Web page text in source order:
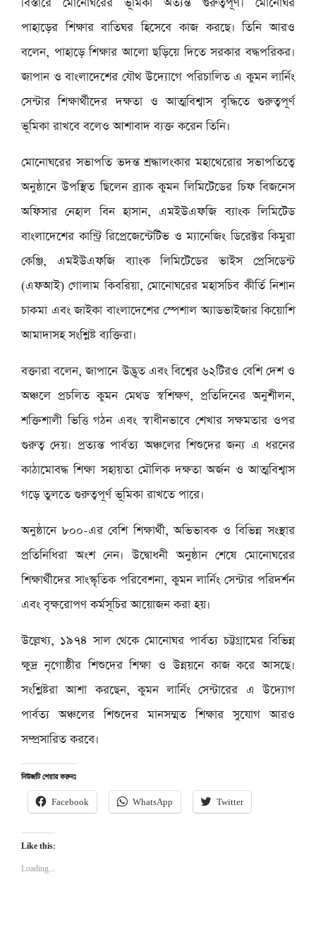
পাহাড়ের শিক্ষার বাতিঘর হিসেবে কাজ করছে। তিনি আরও
বলেন, পাহাড়ে শিক্ষার আলো ছড়িয়ে দিতে সরকার বদ্ধপরিকর।
জাপান ও বাংলাদেশের যৌথ উদ্যোগে পরিচালিত এ কুমন লার্নিং
সেন্টার শিক্ষার্থীদের দক্ষতা ও আত্মবিশ্বাস বৃদ্ধিতে গুরুত্বপূর্ণ
ভূমিকা রাখবে বলেও আশাবাদ ব্যক্ত করেন তিনি।
মোনোঘরের সভাপতি ভদন্ত শ্রদ্ধালংকার মহাথেরোর সভাপতিত্বে
অনুষ্ঠানে উপস্থিত ছিলেন ব্র্যাক কুমন লিমিটেডের চিফ বিজনেস
অফিসার নেহাল বিন হাসান, এমইউএফজি ব্যাংক লিমিটেড
বাংলাদেশের কান্ট্রি রিপ্রেজেন্টেটিভ ও ম্যানেজিং ডিরেক্টর কিমুরা
কেঞ্জি, এমইউএফজি ব্যাংক লিমিটেডের ভাইস প্রেসিডেন্ট
(এফআই) গোলাম কিবরিয়া, মোনোঘরের মহাসচিব কীর্তি নিশান
চাকমা এবং জাইকা বাংলাদেশের স্পেশাল অ্যাডভাইজার কিয়োশি
আমাদাসহ সংশ্লিষ্ট ব্যক্তিরা।
বক্তারা বলেন, জাপানে উদ্ভূত এবং বিশ্বের ৬২টিরও বেশি দেশ ও
অঞ্চলে প্রচলিত কুমন মেথড স্বশিক্ষণ, প্রতিদিনের অনুশীলন,
শক্তিশালী ভিত্তি গঠন এবং স্বাধীনভাবে শেখার সক্ষমতার ওপর
গুরুত্ব দেয়। প্রত্যন্ত পার্বত্য অঞ্চলের শিশুদের জন্য এ ধরনের
কাঠামোবদ্ধ শিক্ষা সহায়তা মৌলিক দক্ষতা অর্জন ও আত্মবিশ্বাস
গড়ে তুলতে গুরুত্বপূর্ণ ভূমিকা রাখতে পারে।
অনুষ্ঠানে ৮০০-এর বেশি শিক্ষার্থী, অভিভাবক ও বিভিন্ন সংস্থার
প্রতিনিধিরা অংশ নেন। উদ্বোধনী অনুষ্ঠান শেষে মোনোঘরের
শিক্ষার্থীদের সাংস্কৃতিক পরিবেশনা, কুমন লার্নিং সেন্টার পরিদর্শন
এবং বৃক্ষরোপণ কর্মসূচির আয়োজন করা হয়।
উল্লেখ্য, ১৯৭৪ সাল থেকে মোনোঘর পার্বত্য চট্টগ্রামের বিভিন্ন
ক্ষুদ্র নৃগোষ্ঠীর শিশুদের শিক্ষা ও উন্নয়নে কাজ করে আসছে।
সংশ্লিষ্টরা আশা করছেন, কুমন লার্নিং সেন্টারের এ উদ্যোগ
পার্বত্য অঞ্চলের শিশুদের মানসম্মত শিক্ষার সুযোগ আরও
সম্প্রসারিত করবে।
নিউজটি শেয়ার করুনঃ
Facebook WhatsApp Twitter
Like this:
Loading...